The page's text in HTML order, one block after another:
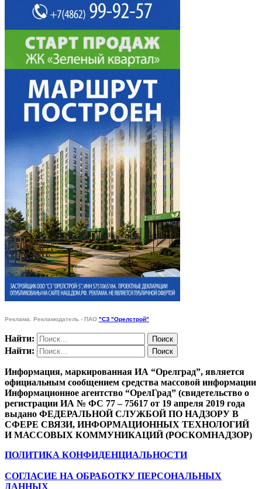
Реклама. Рекламодатель - ПАО "СЗ "Орелстрой"
Найти:
Найти:
Информация, маркированная ИА “Орелград”, является
официальным сообщением средства массовой информации
Информационное агентство “ОрелГрад” (свидетельство о
регистрации ИА № ФС 77 – 75617 от 19 апреля 2019 года
выдано ФЕДЕРАЛЬНОЙ СЛУЖБОЙ ПО НАДЗОРУ В
СФЕРЕ СВЯЗИ, ИНФОРМАЦИОННЫХ ТЕХНОЛОГИЙ
И МАССОВЫХ КОММУНИКАЦИЙ (РОСКОМНАДЗОР)
ПОЛИТИКА КОНФИДЕНЦИАЛЬНОСТИ
СОГЛАСИЕ НА ОБРАБОТКУ ПЕРСОНАЛЬНЫХ
ДАННЫХ